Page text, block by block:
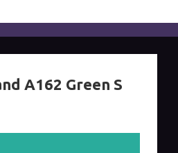
A162 Green S